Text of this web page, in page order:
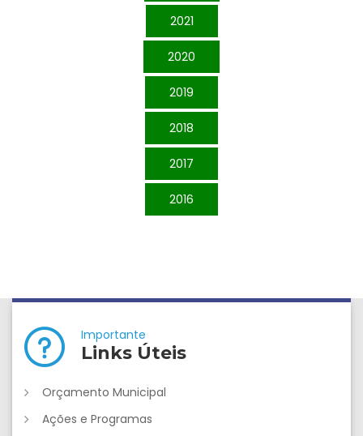
2021
2020
2019
2018
2017
2016
Importante
Links Úteis
Orçamento Municipal
Ações e Programas